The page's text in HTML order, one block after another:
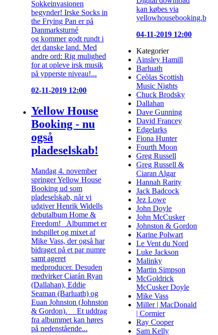
Sokkeinvasionen
begynder! Irske Socks in
the Frying Pan er på
Danmarksturné
og kommer godt rundt i
det danske land. Med
andre ord: Rig mulighed
for at opleve irsk musik
på ypperste niveau!...
02-11-2019 12:00
Yellow House
Booking - nu
også
pladeselskab!
Mandag 4. november
springer Yellow House
Booking ud som
pladeselskab, når vi
udgiver Henrik Widells
debutalbum Home &
Freedom! Albummet er
indspillet og mixet af
Mike Vass, der også har
bidraget på et par numre
samt ageret
medproducer. Desuden
medvirker Ciarán Ryan
(Dallahan), Eddie
Seaman (Barluath) og
Euan Johnston (Johnston
& Gordon). Et uddrag
fra albummet kan høres
på nedenstående...
kan købes via
04-11-2019 12:00
Kategorier
Ainsley Hamill
Barluath
Ceòlas Scottish
Music Nights
Chuck Brodsky
Dallahan
Dave Gunning
David Francey
Edgelarks
Fiona Hunter
Fourth Moon
Greg Russell
Greg Russell &
Ciaran Algar
Hannah Rarity
Jack Badcock
Jez Lowe
John Doyle
John McCusker
Johnston & Gordon
Karine Polwart
Le Vent du Nord
Luke Jackson
Malinky
Martin Simpson
McGoldrick
McCusker Doyle
Mike Vass
Miller | MacDonald
| Cormier
Ray Cooper
Sam Kelly